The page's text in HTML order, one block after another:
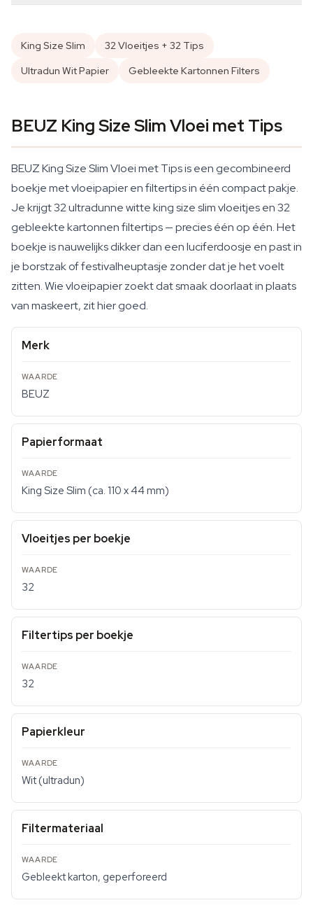
King Size Slim
32 Vloeitjes + 32 Tips
Ultradun Wit Papier
Gebleekte Kartonnen Filters
BEUZ King Size Slim Vloei met Tips
BEUZ King Size Slim Vloei met Tips is een gecombineerd
boekje met vloeipapier en filtertips in één compact pakje.
Je krijgt 32 ultradunne witte king size slim vloeitjes en 32
gebleekte kartonnen filtertips — precies één op één. Het
boekje is nauwelijks dikker dan een luciferdoosje en past in
je borstzak of festivalheuptasje zonder dat je het voelt
zitten. Wie vloeipapier zoekt dat smaak doorlaat in plaats
van maskeert, zit hier goed.
Merk
BEUZ
Papierformaat
King Size Slim (ca. 110 x 44 mm)
Vloeitjes per boekje
32
Filtertips per boekje
32
Papierkleur
Wit (ultradun)
Filtermateriaal
Gebleekt karton, geperforeerd